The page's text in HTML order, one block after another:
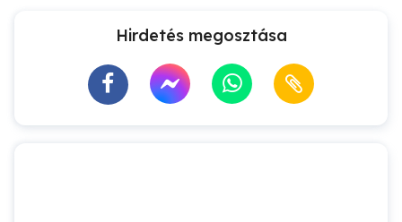
Hirdetés megosztása